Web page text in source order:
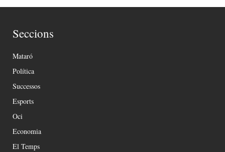
Seccions
Mataró
Política
Successos
Esports
Oci
Economia
El Temps